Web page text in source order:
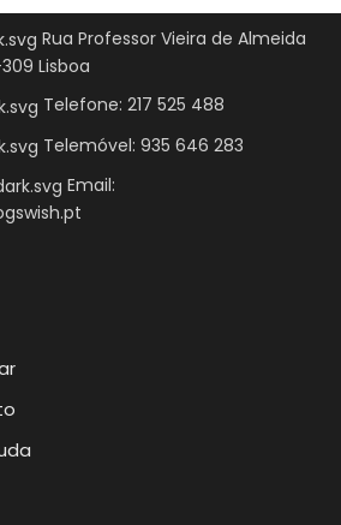
Rua Professor Vieira de Almeida
Lisboa
Telefone: 217 525 488
Telemóvel: 935 646 283
Email: